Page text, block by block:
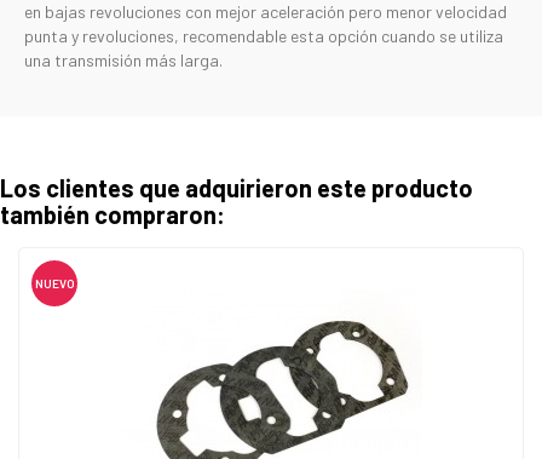
en bajas revoluciones con mejor aceleración pero menor velocidad
punta y revoluciones, recomendable esta opción cuando se utiliza
una transmisión más larga.
Los clientes que adquirieron este producto
también compraron:
NUEVO